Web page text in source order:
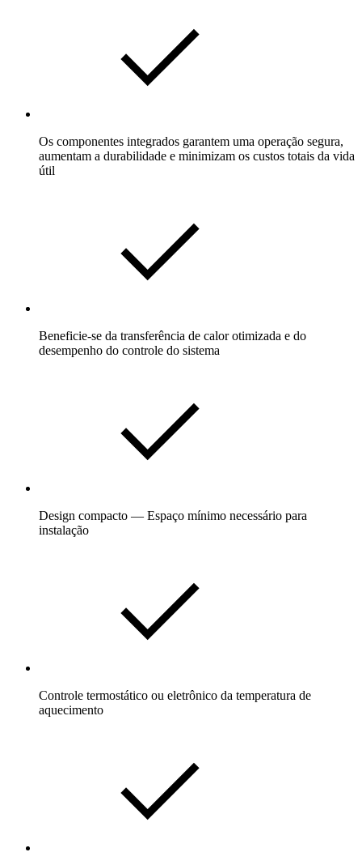
Os componentes integrados garantem uma operação segura,
aumentam a durabilidade e minimizam os custos totais da vida
útil
Beneficie-se da transferência de calor otimizada e do
desempenho do controle do sistema
Design compacto — Espaço mínimo necessário para
instalação
Controle termostático ou eletrônico da temperatura de
aquecimento